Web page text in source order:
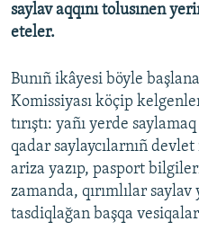
saylav aqqını tolusınen
eteler.
Bunıñ ikâyesi böyle
Komissiyası köçip
tırıştı: yañı yerde
qadar saylaycılarnıñ
ariza yazıp, pasport
zamanda, qırımlılar
tasdiqlağan başqa